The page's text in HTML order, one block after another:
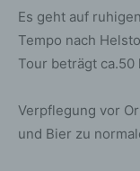
Es geht auf
Tempo nach
Tour beträgt ca.50
Verpflegung vor
und Bier zu